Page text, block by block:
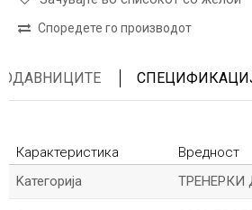
Споредете го производот
Карактеристика
Вредност
Kатегорија
ТРЕНЕРКИ